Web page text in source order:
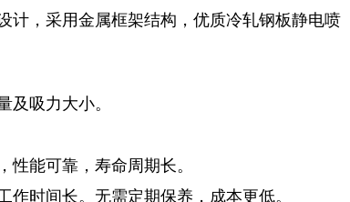
，采用金属框架结构，优质冷轧钢板静电喷
吸力大小。
能可靠，寿命周期长。
时间长。无需定期保养，成本更低。